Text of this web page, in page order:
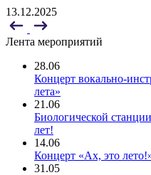
13.12.2025
Лента мероприятий
28.06
Концерт вокально-
лета»
21.06
Биологической
лет!
14.06
Концерт «Ах, это
31.05